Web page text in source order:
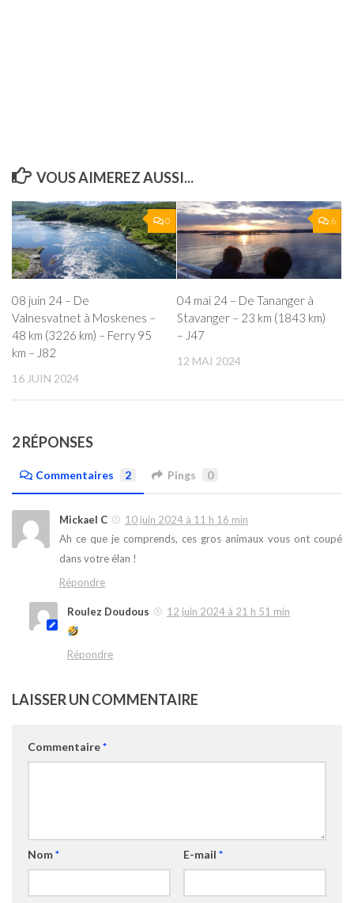
VOUS AIMEREZ AUSSI...
0
08 juin 24 – De
Valnesvatnet à Moskenes –
48 km (3226 km) – Ferry 95
km – J82
16 JUIN 2024
6
04 mai 24 – De Tananger à
Stavanger – 23 km (1843 km)
– J47
12 MAI 2024
2 RÉPONSES
Commentaires 2 Pings 0
Mickael C
10 juin 2024 à 11 h 16 min
Ah ce que je comprends, ces gros animaux vous ont coupé
dans votre élan !
Répondre
Roulez Doudous 12 juin 2024 à 21 h 51 min
Répondre
LAISSER UN COMMENTAIRE
Commentaire*
Nom* E-mail *